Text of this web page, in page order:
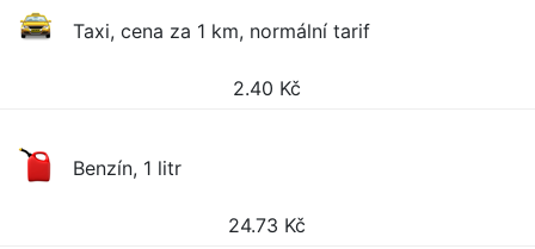
Taxi, cena za 1 km, normální tarif
2.40 Kč
Benzín, 1 litr
24.73 Kč